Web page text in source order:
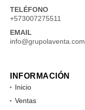
TELÉFONO
+573007275511
EMAIL
info@grupolaventa.com
INFORMACIÓN
Inicio
Ventas